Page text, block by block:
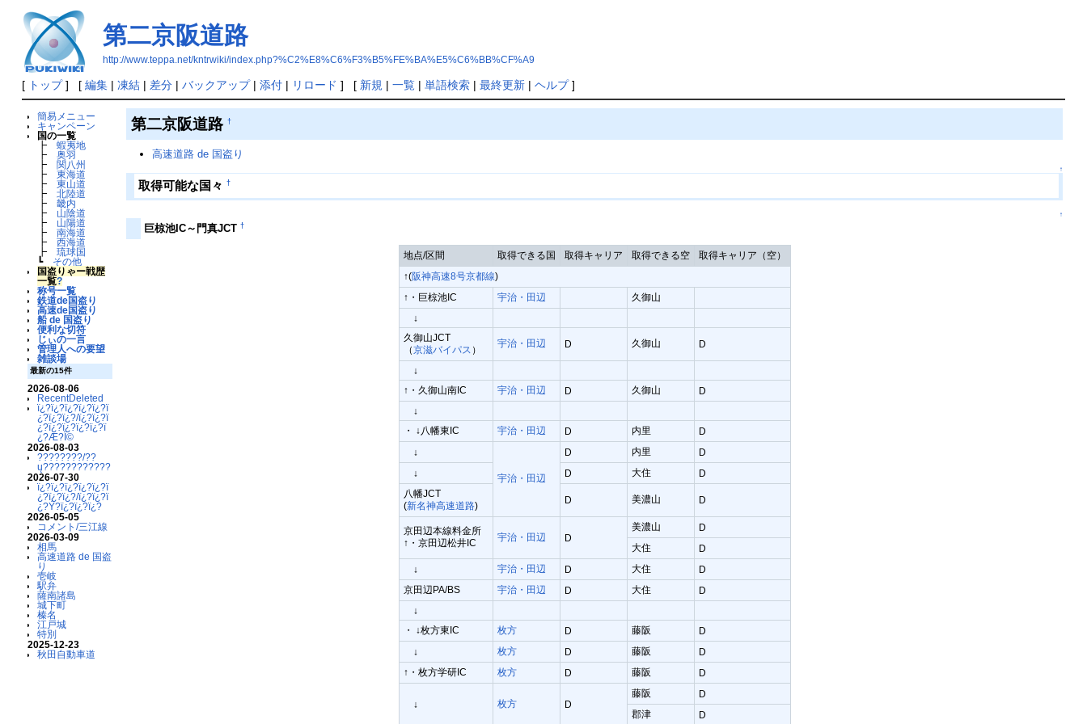
第二京阪道路
http://www.teppa.net/kntrwiki/index.php?%C2%E8%C6%F3%B5%FE%BA%E5%C6%BB%CF%A9
[ トップ] [ 編集| 凍結| 差分| バックアップ| 添付| リロード ] [ 新規 | 一覧| 単語検索| 最終更新| ヘルプ]
簡易メニュー
キャンペーン
国の一覧
┣ 蝦夷地
┣ 奥羽
┣
関八州
┣ 東海道
┣ 東山道
┣ 北陸道
┣ 畿内
┣
山陰道
┣
山陽道
┣ 南海道
┣ 西海道
┣ 琉球国
┗
その他
国盗りゃー戦歴
一覧?
称号一覧
鉄道de国盗り
高速de国盗り
船 de 国盗り
便利な切符
じぃの一言
管理人への要望
雑談場
最新の15件
2026-08-06
RecentDeleted
ï¿?ï¿?ï¿?ï¿?ï¿?ï
¿?ï¿?ï¿?/ï¿?ï¿?ï
¿?ï¿?ï¿?ï¿?ï¿?ï
¿?Æ?Ï©
2026-08-03
????????/??
ų????????????
2026-07-30
ï¿?ï¿?ï¿?ï¿?ï¿?ï
¿?ï¿?ï¿?/ï¿?ï¿?ï
¿?Ý?ï¿?ï¿?ï¿?
2026-05-05
コメント/三江線
2026-03-09
相馬
高速道路 de 国盗
り
壱岐
駅弁
薩南諸島
城下町
榛名
江戸城
特別
2025-12-23
秋田自動車道
第二京阪道路†
高速道路 de 国盗り
↑
取得可能な国々 †
↑
巨椋池IC～門真JCT†
地点/区間 取得できる国 取得キャリア 取得できる空
取得キャリア（空）
↑(阪神高速8号京都線)
↑・巨椋池IC
宇治・田辺
久御山
↓
久御山JCT
（京滋バイパス ）
宇治・田辺 D 久御山 D
↓
↑・久御山南IC
宇治・田辺 D 久御山
D
↓
・ ↓八幡東IC
宇治・田辺 D 内里
D
↓
宇治・田辺
D 内里
D
↓
D 大住
D
八幡JCT
(新名神高速道路)
D 美濃山 D
京田辺本線料金所
↑・京田辺松井IC
宇治・田辺 D
美濃山
D
大住
D
↓
宇治・田辺 D 大住
D
京田辺PA/BS
宇治・田辺 D 大住
D
↓
・ ↓枚方東IC
枚方 D 藤阪
D
↓
枚方 D 藤阪
D
↑・枚方学研IC
枚方 D 藤阪 D
↓ 枚方 D
藤阪
D
郡津
D